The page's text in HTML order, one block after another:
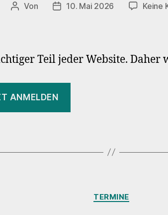
Beitragsautor
Von Veröffentlichungsdatum
10. Mai 2026 Keine
Teil jeder Website.
ANMELDEN
Kategorien
TERMINE